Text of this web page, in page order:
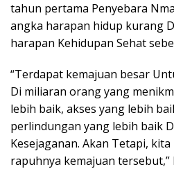
tahun pertama Penyebara
angka harapan hidup kurang
harapan Kehidupan Sehat
“Terdapat kemajuan besar
Di miliaran orang yang
lebih baik, akses yang lebih
perlindungan yang lebih baik
Kesejaganan. Akan Tetapi,
rapuhnya kemajuan